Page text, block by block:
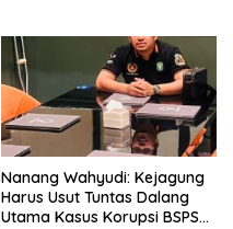
Nanang Wahyudi: Kejagung
Harus Usut Tuntas Dalang
Utama Kasus Korupsi BSPS